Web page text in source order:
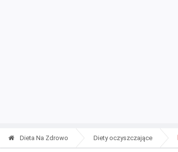
Dieta Na Zdrowo Diety oczyszczające